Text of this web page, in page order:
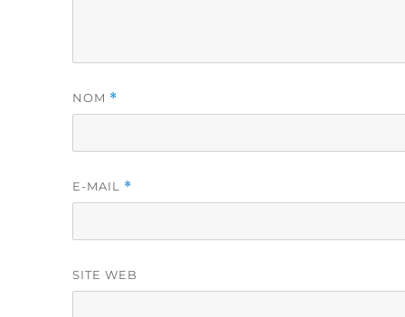
NOM *
E-MAIL *
SITE WEB